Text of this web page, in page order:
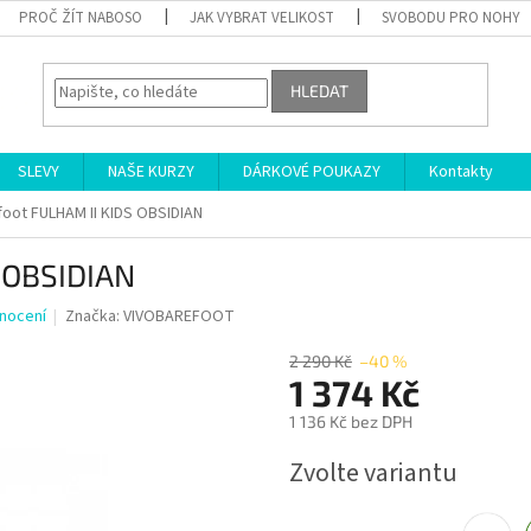
PROČ ŽÍT NABOSO JAK VYBRAT VELIKOST SVOBODU PRO NOHY
HLEDAT
SLEVY NAŠE KURZY DÁRKOVÉ POUKAZY
Kontakty
FULHAM II KIDS OBSIDIAN
Značka:VIVOBAREFOOT
2 290 Kč –40 %
1 374 Kč
1 136 Kč bez DPH
cena:
Zvolte variantu